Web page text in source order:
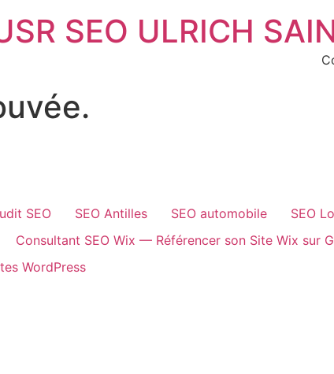
SEO ULRICH
SEO SEO Antilles SEO automobile SEO
Consultant SEO Wix — Référencer son Site Wix sur
WordPress